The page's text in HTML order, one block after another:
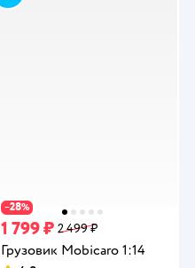
−28%
1 799 ₽ 2 499 ₽
Грузовик Mobicaro 1:14